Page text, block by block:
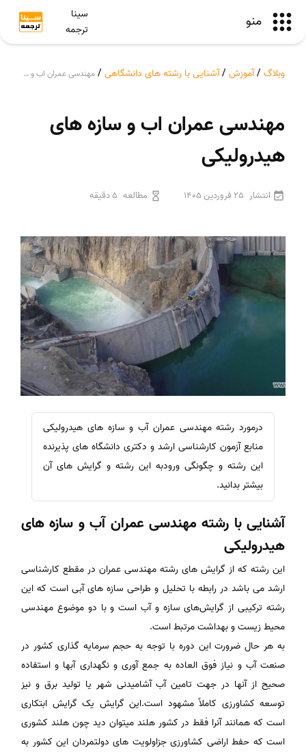
منو
سینا
ترجمه
وبلاگ /آموزش /آشنایی با رشته های دانشگاهی / مهندسی عمران اب و سازه های هیدرولیکی
مهندسی عمران اب و سازه های
هیدرولیکی
انتشار 25 فروردین 1405 مطالعه 5 دقیقه
درمورد رشته مهندسی عمران آب و سازه های هیدرولیکی
منابع آزمون کارشناسی ارشد و دکتری دانشگاه های پذیرنده
این رشته و چگونگی ورودبه این رشته و گرایش های آن
بیشتر بدانید.
آشنایی با رشته مهندسی عمران آب و سازه های
هیدرولیکی
این رشته که از گرایش های رشته مهندسی عمران در مقطع کارشناسی
ارشد می باشد در رابطه با تحلیل و طراحی سازه های آبی است که این
رشته ترکیبی از گرایش‌های سازه و آب است و با دو موضوع مهندسی
محیط زیست و بهداشت مرتبط است.
به هر حال ضرورت این دوره با توجه به حجم سرمایه گذاری کشور در
صنعت آب و نیاز فوق العاده به جمع آوری و نگهداری آبها و استفاده
صحیح از آنها در جهت تامین آب آشامیدنی شهر یا تولید برق و نیز
توسعه کشاورزی کاملاً مشهود است.این گرایش یک گرایش ابتکاری
است که همانند آنرا فقط در کشور هلند میتوان دید چون هلند کشوری
است که حفط اراضی کشاورزی جزاولویت های دولتمردان این کشور به